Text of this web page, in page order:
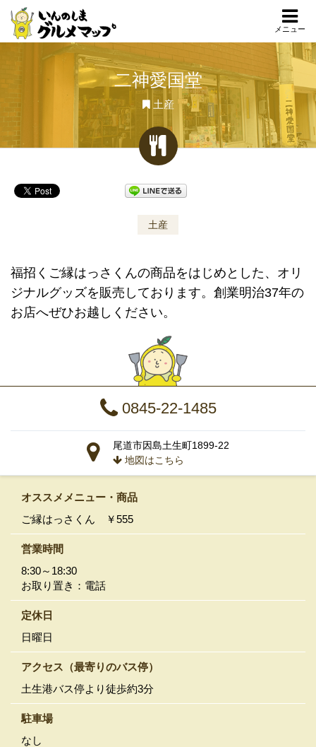
メニュー
二神愛国堂
土産
土産
福招くご縁はっさくんの商品をはじめとした、オリ
ジナルグッズを販売しております。創業明治37年の
お店へぜひお越しください。
0845-22-1485
尾道市因島土生町1899-22
地図はこちら
オススメメニュー ・商品
ご縁はっさくん ￥555
営業時間
8:30～18:30
お取り置き：電話
定休日
日曜日
アクセス （最寄りのバス停）
土生港バス停より徒歩約3分
駐車場
なし